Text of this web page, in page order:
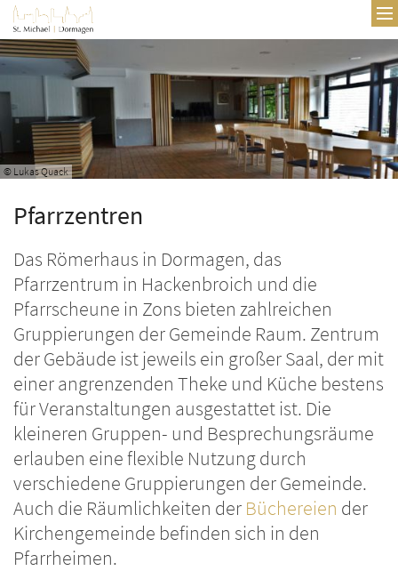
Zum Inhalt springen
© Lukas Quack
Pfarrzentren
Das Römerhaus in Dormagen, das
Pfarrzentrum in Hackenbroich und die
Pfarrscheune in Zons bieten zahlreichen
Gruppierungen der Gemeinde Raum. Zentrum
der Gebäude ist jeweils ein großer Saal, der mit
einer angrenzenden Theke und Küche bestens
für Veranstaltungen ausgestattet ist. Die
kleineren Gruppen- und Besprechungsräume
erlauben eine flexible Nutzung durch
verschiedene Gruppierungen der Gemeinde.
Auch die Räumlichkeiten der Büchereien der
Kirchengemeinde befinden sich in den
Pfarrheimen.